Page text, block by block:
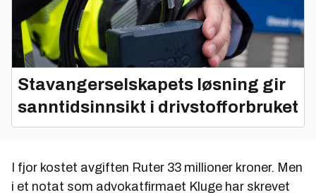
Stavangerselskapets løsning gir
sanntidsinnsikt i drivstofforbruket
I fjor kostet avgiften Ruter 33 millioner kroner. Men
i et notat som advokatfirmaet Kluge har skrevet